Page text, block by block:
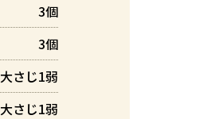
3個
3個
大さじ1弱
大さじ1弱